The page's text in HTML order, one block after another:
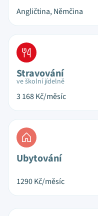
Angličtina, Němčina
Stravování
ve školní jídelně
3 168Kč/měsíc
Ubytování
1290Kč/měsíc